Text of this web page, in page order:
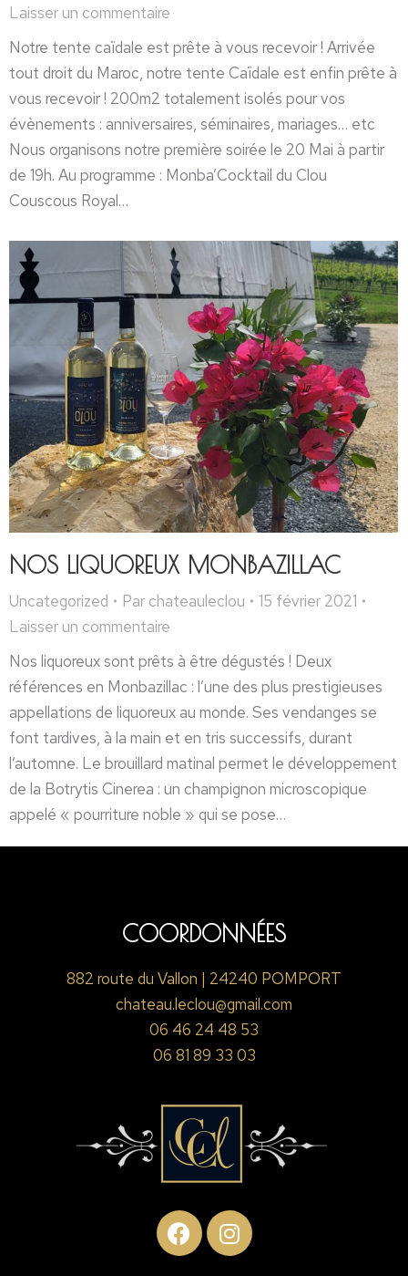
Laisser un commentaire
Notre tente caïdale est prête à vous recevoir ! Arrivée
tout droit du Maroc, notre tente Caïdale est enfin prête à
vous recevoir ! 200m2 totalement isolés pour vos
évènements : anniversaires, séminaires, mariages… etc
Nous organisons notre première soirée le 20 Mai à partir
de 19h. Au programme : Monba’Cocktail du Clou
Couscous Royal…
NOS LIQUOREUX MONBAZILLAC
Uncategorized Par chateauleclou
15 février 2021
Laisser un commentaire
Nos liquoreux sont prêts à être dégustés ! Deux
références en Monbazillac : l’une des plus prestigieuses
appellations de liquoreux au monde. Ses vendanges se
font tardives, à la main et en tris successifs, durant
l’automne. Le brouillard matinal permet le développement
de la Botrytis Cinerea : un champignon microscopique
appelé « pourriture noble » qui se pose…
COORDONNÉES
882 route du Vallon | 24240 POMPORT
chateau.leclou@gmail.com
06 46 24 48 53
06 81 89 33 03